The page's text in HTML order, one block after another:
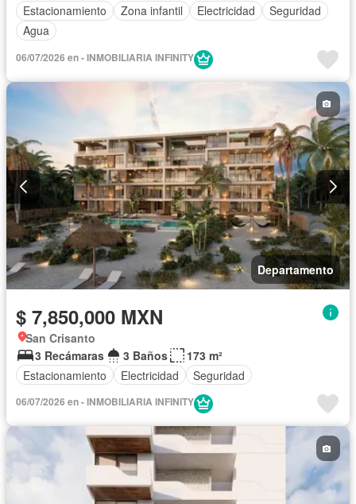
Estacionamiento
Zona infantil Electricidad
Seguridad
Agua
06/07/2026 en - INMOBILIARIA INFINITY
Departamento
$ 7,850,000 MXN
San Crisanto
3 Recámaras
3 Baños
173 m²
Estacionamiento
Electricidad Seguridad
06/07/2026 en - INMOBILIARIA INFINITY